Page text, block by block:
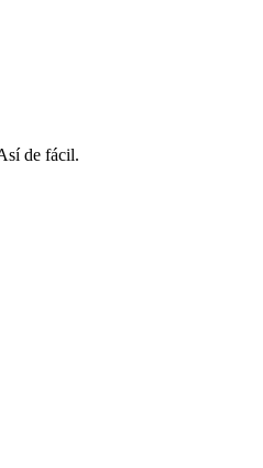
de fácil.